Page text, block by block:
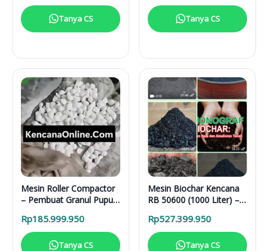
Tanya CS Tanya CS
Mesin Roller Compactor
– Pembuat Granul Pupuk
Rp185.999.950
Tanya CS
Mesin Biochar Kencana
RB 50600 (1000 Liter) –
Lengkap
Rp527.399.950
Tanya CS